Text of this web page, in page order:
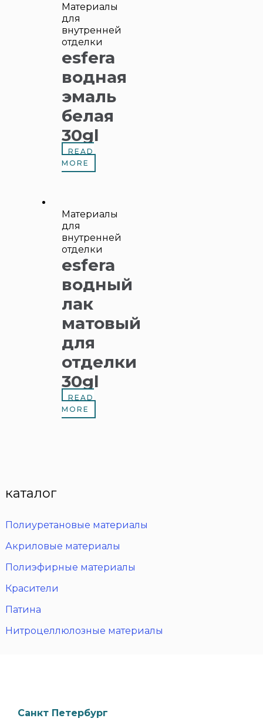
каталог
Полиуретановые материалы
Акриловые материалы
Полиэфирные материалы
Красители
Патина
Нитроцеллюлозные материалы
Материалы
для
внутренней
отделки
esfera
водная
эмаль
белая
30gl
READ
MORE
Материалы
для
внутренней
отделки
esfera
водный
лак
матовый
для
отделки
30gl
READ
MORE
Санкт Петербург